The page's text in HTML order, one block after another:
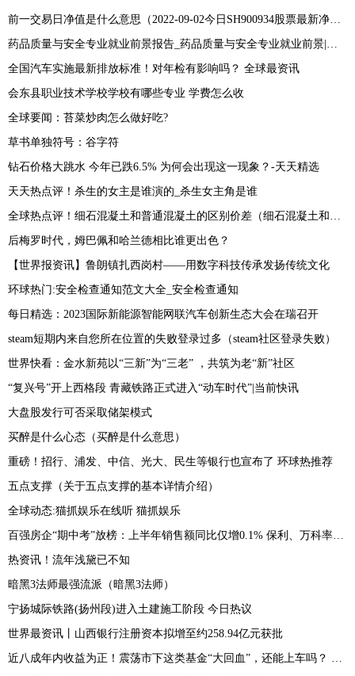
前一交易日净值是什么意思（2022-09-02今日SH900934股票最新净值和交易情况） 当前热门
药品质量与安全专业就业前景报告_药品质量与安全专业就业前景|世界短讯
全国汽车实施最新排放标准！对年检有影响吗？ 全球最资讯
会东县职业技术学校学校有哪些专业 学费怎么收
全球要闻：苔菜炒肉怎么做好吃?
草书单独符号：谷字符
钻石价格大跳水 今年已跌6.5% 为何会出现这一现象？-天天精选
天天热点评！杀生的女主是谁演的_杀生女主角是谁
全球热点评！细石混凝土和普通混凝土的区别价差（细石混凝土和普通混凝土的区别有哪些）
后梅罗时代，姆巴佩和哈兰德相比谁更出色？
【世界报资讯】鲁朗镇扎西岗村——用数字科技传承发扬传统文化
环球热门:安全检查通知范文大全_安全检查通知
每日精选：2023国际新能源智能网联汽车创新生态大会在瑞召开
steam短期内来自您所在位置的失败登录过多（steam社区登录失败）
世界快看：金水新苑以“三新”为“三老” ，共筑为老“新”社区
“复兴号”开上西格段 青藏铁路正式进入“动车时代”|当前快讯
大盘股发行可否采取储架模式
买醉是什么心态（买醉是什么意思）
重磅！招行、浦发、中信、光大、民生等银行也宣布了 环球热推荐
五点支撑（关于五点支撑的基本详情介绍）
全球动态:猫抓娱乐在线听 猫抓娱乐
百强房企“期中考”放榜：上半年销售额同比仅增0.1% 保利、万科率先迈入2000亿阵营-热门看点
热资讯！流年浅黛已不知
暗黑3法师最强流派（暗黑3法师）
宁扬城际铁路(扬州段)进入土建施工阶段 今日热议
世界最资讯丨山西银行注册资本拟增至约258.94亿元获批
近八成年内收益为正！震荡市下这类基金“大回血”，还能上车吗？ 世界看点